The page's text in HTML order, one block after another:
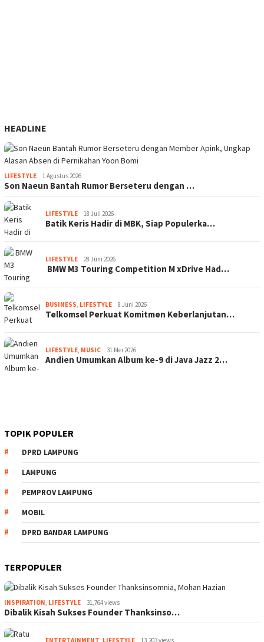
HEADLINE
LIFESTYLE 1 Agustus 2026
Son Naeun Bantah Rumor Berseteru dengan …
LIFESTYLE 18 Juli 2026
Batik Keris Hadir di MBK, Siap Populerka…
LIFESTYLE 28 Juni 2026
BMW M3 Touring Competition M xDrive Had…
BUSINESS, LIFESTYLE 8 Juni 2026
Telkomsel Perkuat Komitmen Keberlanjutan…
LIFESTYLE, MUSIC 31 Mei 2026
Andien Umumkan Album ke-9 di Java Jazz 2…
TOPIK POPULER
DPRD LAMPUNG
LAMPUNG
PEMPROV LAMPUNG
MOBIL
DPRD BANDAR LAMPUNG
TERPOPULER
INSPIRATION, LIFESTYLE 31,764 views
Dibalik Kisah Sukses Founder Thanksinso…
ENTERTAINMENT LIFESTYLE 13,203 views